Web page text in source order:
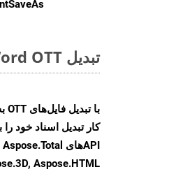
تبدیل Word OTT فایل‌ها به صورت آنلاین: روشی سریع و آسان
کار تبدیل اسناد خود را
Aspose.HTML